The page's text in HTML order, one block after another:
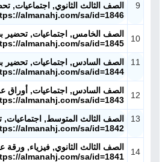
9
الصف الثالث الثانوي, اجتماعيات,
almanahj.com/sa/id=1846
10
الصف الخامس, اجتماعيات, تحضير
almanahj.com/sa/id=1845
11
الصف السادس, اجتماعيات, تحضير
almanahj.com/sa/id=1844
12
الصف السادس, اجتماعيات, أوراق
almanahj.com/sa/id=1843
13
الصف الثالث المتوسط, اجتماعيات,
almanahj.com/sa/id=1842
14
الصف الثالث الثانوي, فيزياء,
almanahj.com/sa/id=1841